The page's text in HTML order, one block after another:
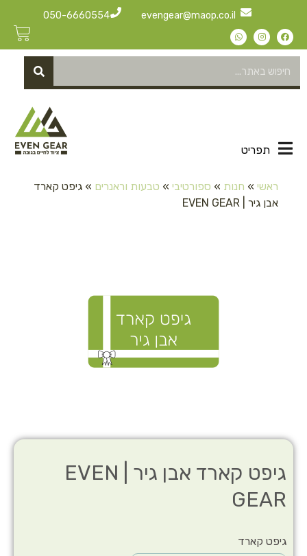
evengear@maop.co.il
050-6660554
תפריט
ראשי » חנות » ספורטיבי » טבעות וראנרים » גיפט קארד
אבן גיר | EVEN GEAR
גיפט קארד אבן גיר | EVEN
GEAR
גיפט קארד